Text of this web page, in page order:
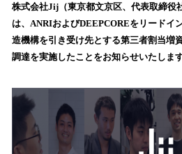
！
数
を
読
み
中
で
す
株式会社Jij（東京都文京区、代表取締役
は、ANRIおよびDEEPCOREをリードイ
造機構を引き受け先とする第三者割当増
調達を実施したことをお知らせいたします